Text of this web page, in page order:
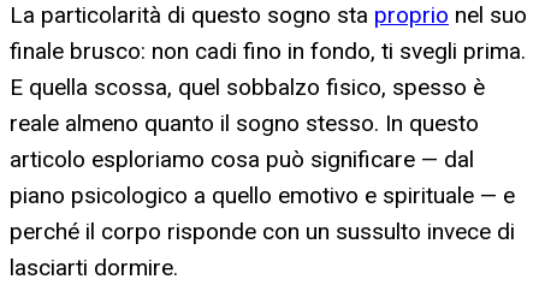
La particolarità di questo sogno sta proprio nel suo
finale brusco: non cadi fino in fondo, ti svegli prima.
E quella scossa, quel sobbalzo fisico, spesso è
reale almeno quanto il sogno stesso. In questo
articolo esploriamo cosa può significare — dal
piano psicologico a quello emotivo e spirituale — e
perché il corpo risponde con un sussulto invece di
lasciarti dormire.